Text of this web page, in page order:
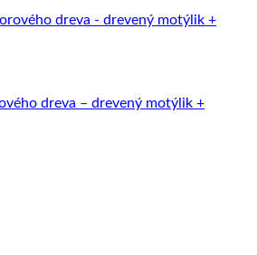
dreva – drevený motýlik +